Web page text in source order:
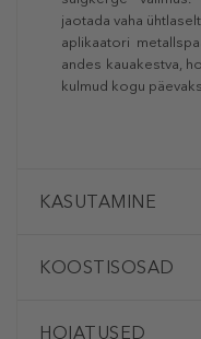
jaotada vaha
aplikaatori
andes kauakestva,
kulmud kogu
KASUTAMINE
KOOSTISOSAD
HOIATUSED